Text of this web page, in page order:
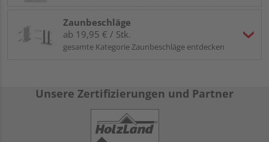
Zaunbeschläge
ab 19,95 € / Stk.
gesamte Kategorie Zaunbeschläge entdecken
Unsere Zertifizierungen und Partner